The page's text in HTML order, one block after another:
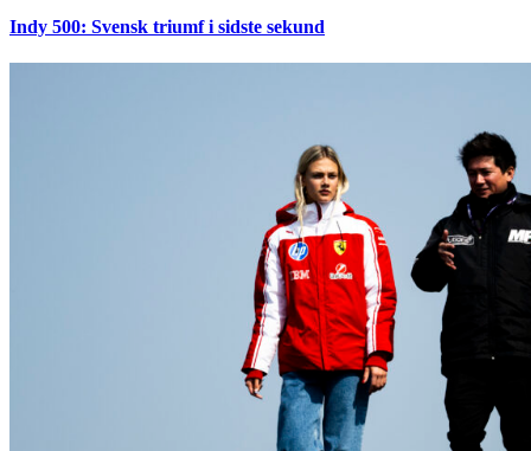
Indy 500: Svensk triumf i sidste sekund